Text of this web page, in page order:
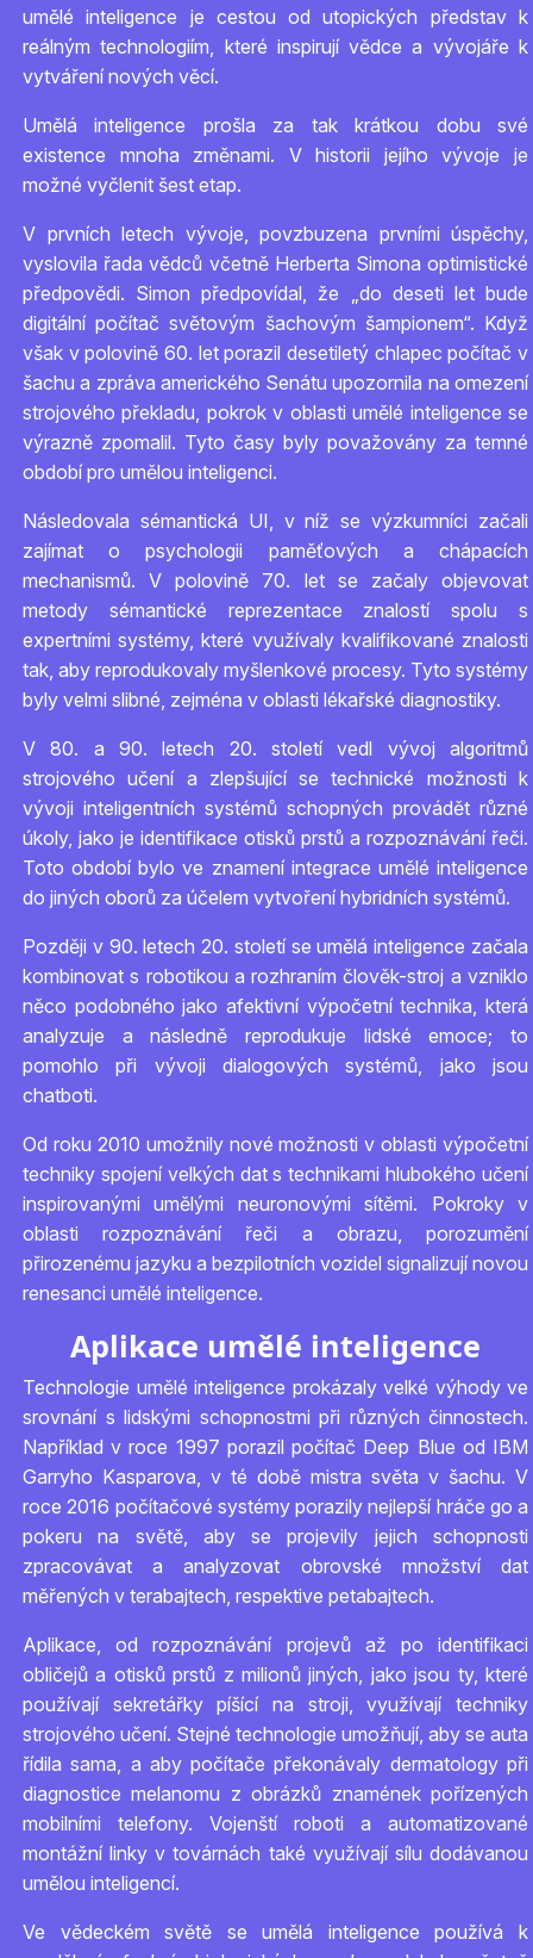
umělé inteligence je cestou od utopických představ k
reálným technologiím, které inspirují vědce a vývojáře k
vytváření nových věcí.
Umělá inteligence prošla za tak krátkou dobu své
existence mnoha změnami. V historii jejího vývoje je
možné vyčlenit šest etap.
V prvních letech vývoje, povzbuzena prvními úspěchy,
vyslovila řada vědců včetně Herberta Simona optimistické
předpovědi. Simon předpovídal, že „do deseti let bude
digitální počítač světovým šachovým šampionem“. Když
však v polovině 60. let porazil desetiletý chlapec počítač v
šachu a zpráva amerického Senátu upozornila na omezení
strojového překladu, pokrok v oblasti umělé inteligence se
výrazně zpomalil. Tyto časy byly považovány za temné
období pro umělou inteligenci.
Následovala sémantická UI, v níž se výzkumníci začali
zajímat o psychologii paměťových a chápacích
mechanismů. V polovině 70. let se začaly objevovat
metody sémantické reprezentace znalostí spolu s
expertními systémy, které využívaly kvalifikované znalosti
tak, aby reprodukovaly myšlenkové procesy. Tyto systémy
byly velmi slibné, zejména v oblasti lékařské diagnostiky.
V 80. a 90. letech 20. století vedl vývoj algoritmů
strojového učení a zlepšující se technické možnosti k
vývoji inteligentních systémů schopných provádět různé
úkoly, jako je identifikace otisků prstů a rozpoznávání řeči.
Toto období bylo ve znamení integrace umělé inteligence
do jiných oborů za účelem vytvoření hybridních systémů.
Později v 90. letech 20. století se umělá inteligence začala
kombinovat s robotikou a rozhraním člověk-stroj a vzniklo
něco podobného jako afektivní výpočetní technika, která
analyzuje a následně reprodukuje lidské emoce; to
pomohlo při vývoji dialogových systémů, jako jsou
chatboti.
Od roku 2010 umožnily nové možnosti v oblasti výpočetní
techniky spojení velkých dat s technikami hlubokého učení
inspirovanými umělými neuronovými sítěmi. Pokroky v
oblasti rozpoznávání řeči a obrazu, porozumění
přirozenému jazyku a bezpilotních vozidel signalizují novou
renesanci umělé inteligence.
Aplikace umělé inteligence
Technologie umělé inteligence prokázaly velké výhody ve
srovnání s lidskými schopnostmi při různých činnostech.
Například v roce 1997 porazil počítač Deep Blue od IBM
Garryho Kasparova, v té době mistra světa v šachu. V
roce 2016 počítačové systémy porazily nejlepší hráče go a
pokeru na světě, aby se projevily jejich schopnosti
zpracovávat a analyzovat obrovské množství dat
měřených v terabajtech, respektive petabajtech.
Aplikace, od rozpoznávání projevů až po identifikaci
obličejů a otisků prstů z milionů jiných, jako jsou ty, které
používají sekretářky píšící na stroji, využívají techniky
strojového učení. Stejné technologie umožňují, aby se auta
řídila sama, a aby počítače překonávaly dermatology při
diagnostice melanomu z obrázků znamének pořízených
mobilními telefony. Vojenští roboti a automatizované
montážní linky v továrnách také využívají sílu dodávanou
umělou inteligencí.
Ve vědeckém světě se umělá inteligence používá k